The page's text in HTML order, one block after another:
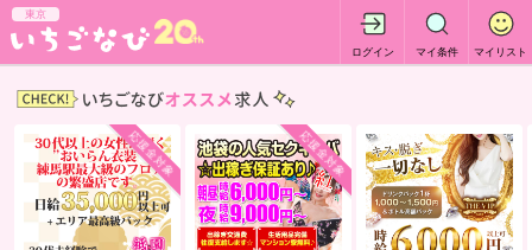
東京
ログイン マイ条件 マイリスト
応援金対象 応援金対象